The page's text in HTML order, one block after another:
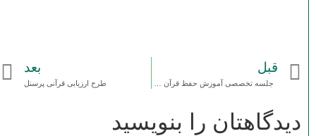
قبل
جلسه تخصصی آموزش حفظ قرآن کریم
بعد
طرح ارزیابی قرآنی پرسنل
دیدگاهتان را بنویسید